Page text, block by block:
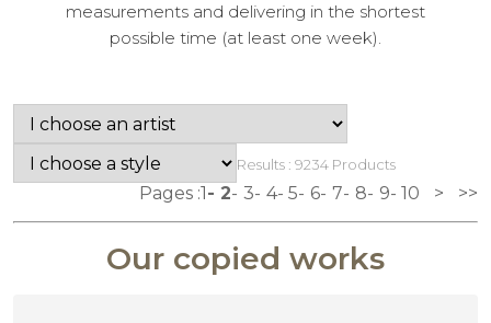
measurements and delivering in the shortest
possible time (at least one week).
Results : 9234 Products
Pages :1 2 3 4 5 6 7 8 9 10 > >>
Our copied works